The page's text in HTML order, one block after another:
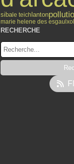
sibale teichlanton
marie helene des esgaulx
RECHERCHE